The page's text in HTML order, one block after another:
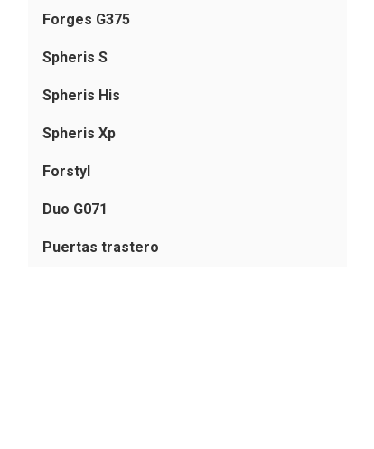
Forges G375
Spheris S
Spheris His
Spheris Xp
Forstyl
Duo G071
Puertas trastero